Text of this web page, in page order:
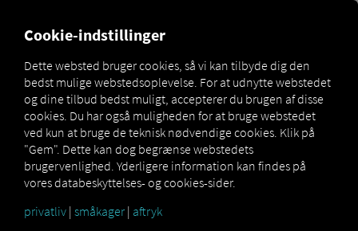
Marketplace Connectors Golia Connect
GOLIA FORBINDE
Cookie-indstillinger
Dette websted bruger cookies, så vi kan tilbyde dig den
bedst mulige webstedsoplevelse. For at udnytte webstedet
og dine tilbud bedst muligt, accepterer du brugen af ​​disse
cookies. Du har også muligheden for at bruge webstedet
ved kun at bruge de teknisk nødvendige cookies. Klik på
"Gem". Dette kan dog begrænse webstedets
brugervenlighed. Yderligere information kan findes på
vores databeskyttelses- og cookies-sider.
privatliv | småkager | aftryk